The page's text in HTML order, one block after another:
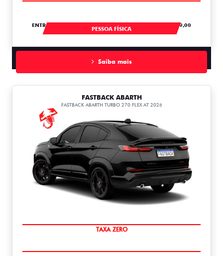
ENTRADA DE R$ 104.728,61 +18 PARCELAS DE R$ 2.759,00
PESSOA FÍSICA
Saiba mais
FASTBACK ABARTH
FASTBACK ABARTH TURBO 270 FLEX AT 2026
SAIA DE FIAT 0KM